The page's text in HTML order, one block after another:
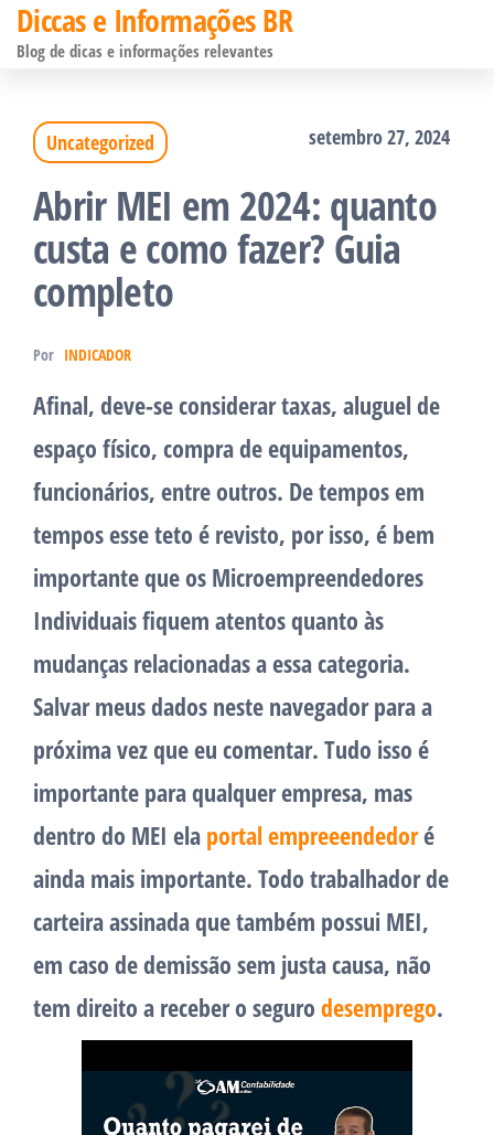
Pular
para
conteúdo
Diccas e Informações BR
Blog de dicas e informações relevantes
Uncategorized setembro 27, 2024
Abrir MEI em 2024: quanto
custa e como fazer? Guia
completo
Por INDICADOR
Afinal, deve-se considerar taxas, aluguel de
espaço físico, compra de equipamentos,
funcionários, entre outros. De tempos em
tempos esse teto é revisto, por isso, é bem
importante que os Microempreendedores
Individuais fiquem atentos quanto às
mudanças relacionadas a essa categoria.
Salvar meus dados neste navegador para a
próxima vez que eu comentar. Tudo isso é
importante para qualquer empresa, mas
dentro do MEI ela portal empreeendedoré
ainda mais importante. Todo trabalhador de
carteira assinada que também possui MEI,
em caso de demissão sem justa causa, não
tem direito a receber o seguro desemprego.